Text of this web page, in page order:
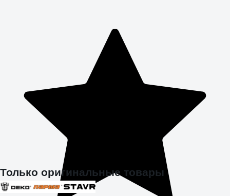
Только оригинальные товары